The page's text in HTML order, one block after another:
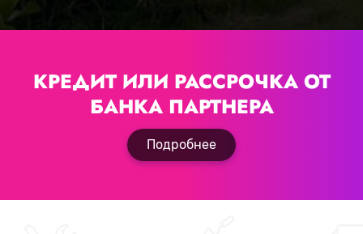
КРЕДИТ ИЛИ РАССРОЧКА ОТ
БАНКА ПАРТНЕРА
Подробнее